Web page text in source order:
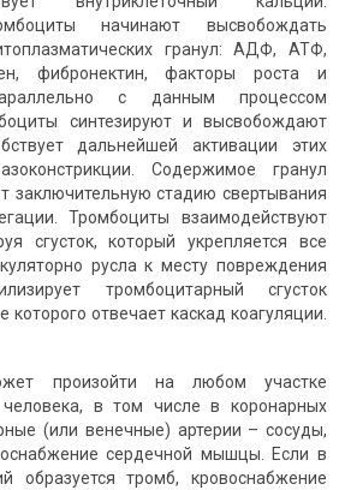
начинают высвобождать
гранул: АДФ, АТФ,
фибронектин, факторы роста и
с данным процессом
синтезируют и высвобождают
дальнейшей активации этих
Содержимое гранул
заключительную стадию свертывания
Тромбоциты взаимодействуют
сгусток, который укрепляется все
русла к месту повреждения
тромбоцитарный сгусток
отвечает каскад коагуляции.
произойти на любом участке
человека, в том числе в коронарных
(или венечные) артерии – сосуды,
сердечной мышцы. Если в
образуется тромб, кровоснабжение